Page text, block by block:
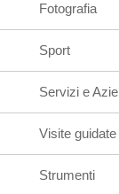
Fotografia
Sport
Servizi e
Visite guidate
Strumenti